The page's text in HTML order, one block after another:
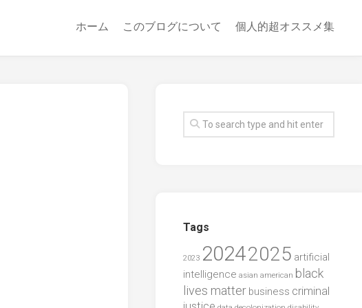
ホーム このブログについて 個人的超オススメ集
Tags
2023 20242025 artificial
intelligence asian american black
lives matter business criminal